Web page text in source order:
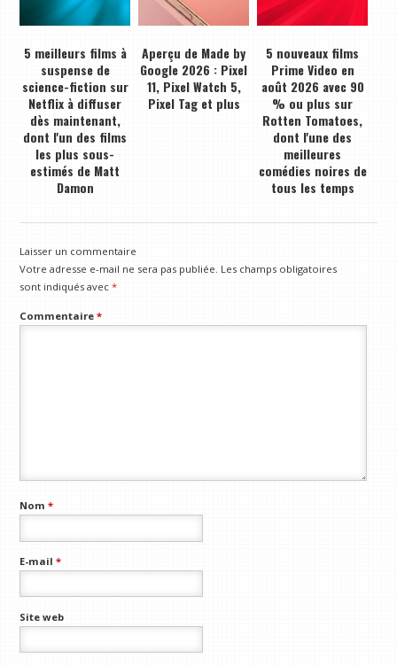
5 meilleurs films à
suspense de
science-fiction sur
Netflix à diffuser
dès maintenant,
dont l'un des films
les plus sous-
estimés de Matt
Damon
Aperçu de Made by
Google 2026 : Pixel
11, Pixel Watch 5,
Pixel Tag et plus
5 nouveaux films
Prime Video en
août 2026 avec 90
% ou plus sur
Rotten Tomatoes,
dont l'une des
meilleures
comédies noires de
tous les temps
Laisser un commentaire
Votre adresse e-mail ne sera pas publiée. Les champs obligatoires
sont indiqués avec*
Commentaire*
Nom*
E-mail*
Site web